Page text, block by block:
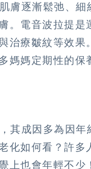
膚逐漸鬆弛、
。電音波拉提是
治療皺紋等效果
媽媽定期性的保
其成因多為因
化如何看？許多
上也會年輕不少